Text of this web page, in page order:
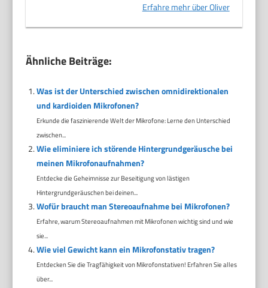
Erfahre mehr über Oliver
Ähnliche Beiträge:
Was ist der Unterschied zwischen omnidirektionalen
und kardioiden Mikrofonen?
Erkunde die faszinierende Welt der Mikrofone: Lerne den Unterschied
zwischen...
Wie eliminiere ich störende Hintergrundgeräusche bei
meinen Mikrofonaufnahmen?
Entdecke die Geheimnisse zur Beseitigung von lästigen
Hintergrundgeräuschen bei deinen...
Wofür braucht man Stereoaufnahme bei Mikrofonen?
Erfahre, warum Stereoaufnahmen mit Mikrofonen wichtig sind und wie
sie...
Wie viel Gewicht kann ein Mikrofonstativ tragen?
Entdecken Sie die Tragfähigkeit von Mikrofonstativen! Erfahren Sie alles
über...